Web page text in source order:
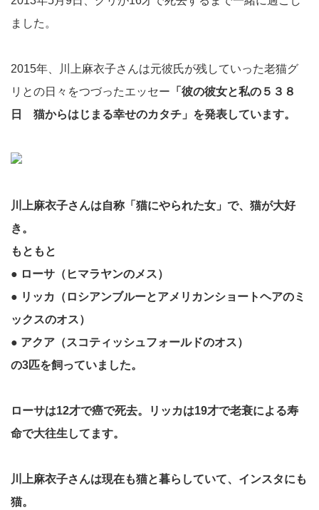
ました。
2015年、川上麻衣子さんは元彼氏が残していった老猫グ
リとの日々をつづったエッセー 「彼の彼女と私の５３８
日 猫からはじまる幸せのカタチ」 を発表しています。
川上麻衣子さんは自称「猫にやられた女」で、猫が大好
き。
もともと
● ローサ（ヒマラヤンのメス）
● リッカ（ロシアンブルーとアメリカンショートヘアのミ
ックスのオス）
● アクア（スコティッシュフォールドのオス）
の3匹を飼っていました。
ローサは12才で癌で死去。リッカは19才で老衰による寿
命で大往生してます。
川上麻衣子さんは現在も猫と暮らしていて、インスタにも
猫。